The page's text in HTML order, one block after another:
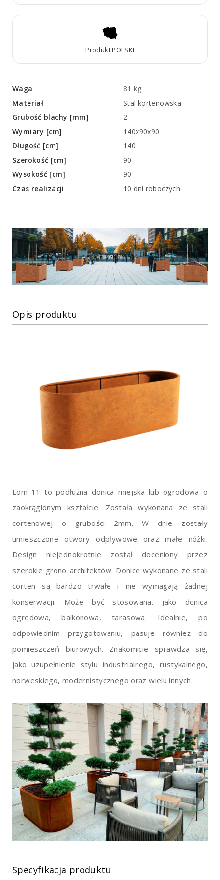
Produkt POLSKI
Waga
81 kg
Materiał
Stal kortenowska
Grubość blachy [mm]
2
Wymiary [cm]
140x90x90
Długość [cm]
140
Szerokość [cm]
90
Wysokość [cm]
90
Czas realizacji
10 dni roboczych
Opis produktu
Lom 11 to podłużna donica miejska lub ogrodowa o
zaokrąglonym kształcie. Została wykonana ze stali
cortenowej o grubości 2mm. W dnie zostały
umieszczone otwory odpływowe oraz małe nóżki.
Design niejednokrotnie został doceniony przez
szerokie grono architektów. Donice wykonane ze stali
corten są bardzo trwałe i nie wymagają żadnej
konserwacji. Może być stosowana, jako donica
ogrodowa, balkonowa, tarasowa. Idealnie, po
odpowiednim przygotowaniu, pasuje również do
pomieszczeń biurowych. Znakomicie sprawdza się,
jako uzupełnienie stylu industrialnego, rustykalnego,
norweskiego, modernistycznego oraz wielu innych.
Specyfikacja produktu